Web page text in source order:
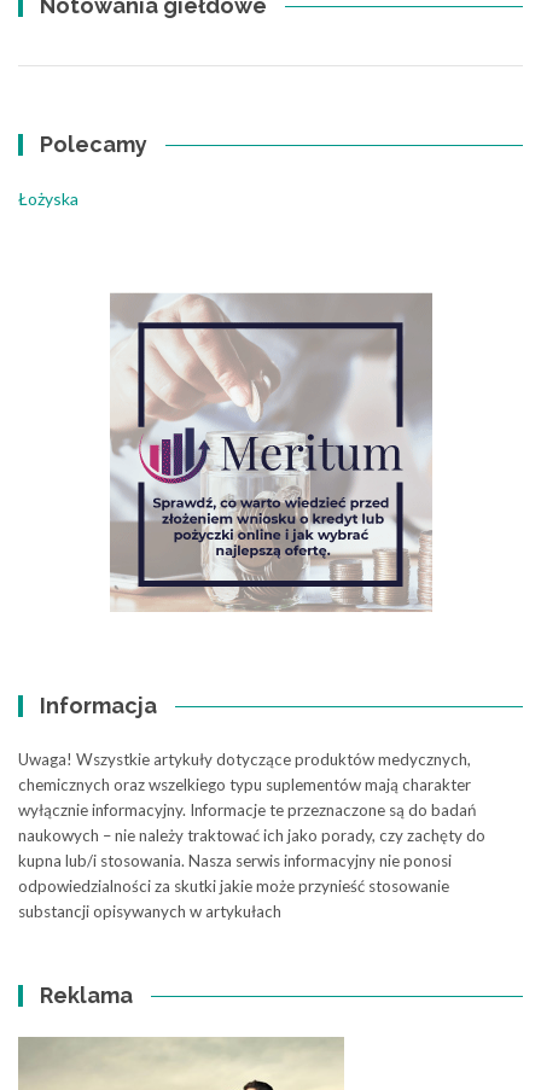
Polecamy
Łożyska
Informacja
Uwaga! Wszystkie artykuły dotyczące produktów medycznych,
chemicznych oraz wszelkiego typu suplementów mają charakter
wyłącznie informacyjny. Informacje te przeznaczone są do badań
naukowych – nie należy traktować ich jako porady, czy zachęty do
kupna lub/i stosowania. Nasza serwis informacyjny nie ponosi
odpowiedzialności za skutki jakie może przynieść stosowanie
substancji opisywanych w artykułach
Reklama